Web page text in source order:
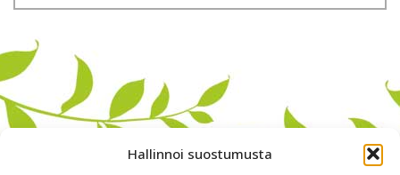
Hallinnoi suostumusta